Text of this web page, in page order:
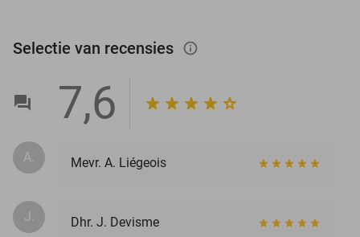
Selectie van recensies info_outlined
7,6
A. Mevr. A. Liégeois
J. Dhr. J. Devisme